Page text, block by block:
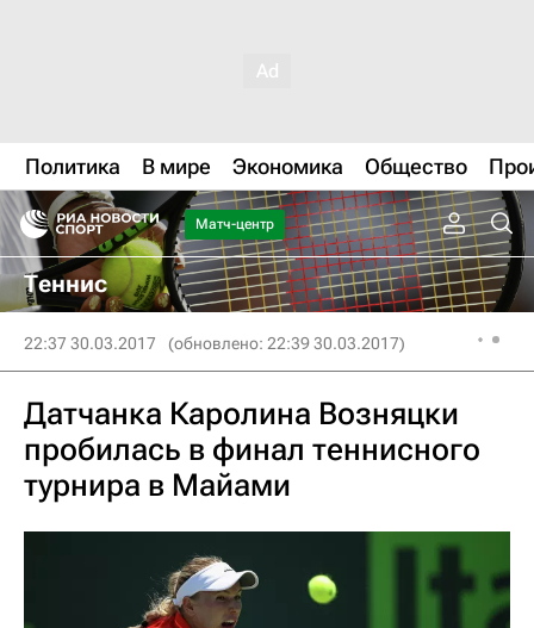
Политика В мире Экономика Общество
Матч-центр
Теннис
22:37 30.03.2017 (обновлено: 22:39 30.03.2017)
Датчанка Каролина Возняцки
пробилась в финал теннисного
турнира в Майами